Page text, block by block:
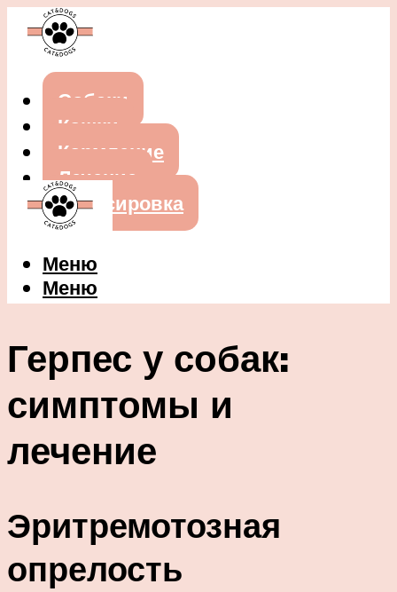
Собаки
Кошки
Кормление
Лечение
Дрессировка
Меню
Меню
Герпес у собак:
симптомы и
лечение
Эритремотозная
опрелость